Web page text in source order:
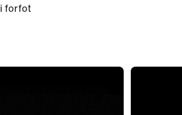
i forfot